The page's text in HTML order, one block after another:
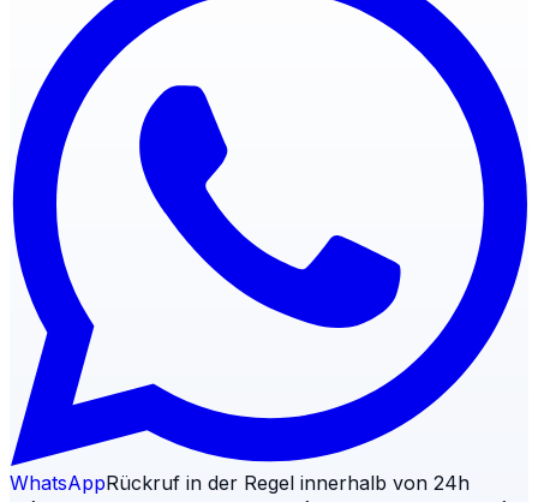
WhatsAppRückruf in der Regel innerhalb von 24h